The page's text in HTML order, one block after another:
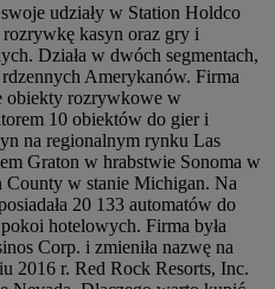
udziały w Station Holdco
kasyn oraz gry i
Działa w dwóch segmentach,
Amerykanów. Firma
obiekty rozrywkowe w
10 obiektów do gier i
na regionalnym rynku Las
Graton w hrabstwie Sonoma w
w stanie Michigan. Na
20 133 automatów do
hotelowych. Firma była
Corp. i zmieniła nazwę na
2016 r. Red Rock Resorts, Inc.